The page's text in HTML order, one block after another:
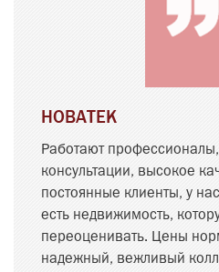
НОВАТЕК
Работают
консультации, высокое
постоянные клиенты, у
есть недвижимость,
переоценивать. Цены
надежный, вежливый